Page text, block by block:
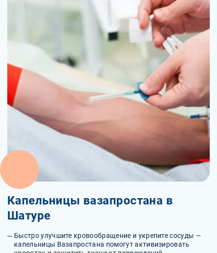
Капельницы вазапростана в
Шатуре
Быстро улучшите кровообращение и укрепите сосуды —
капельницы Вазапростана помогут активизировать